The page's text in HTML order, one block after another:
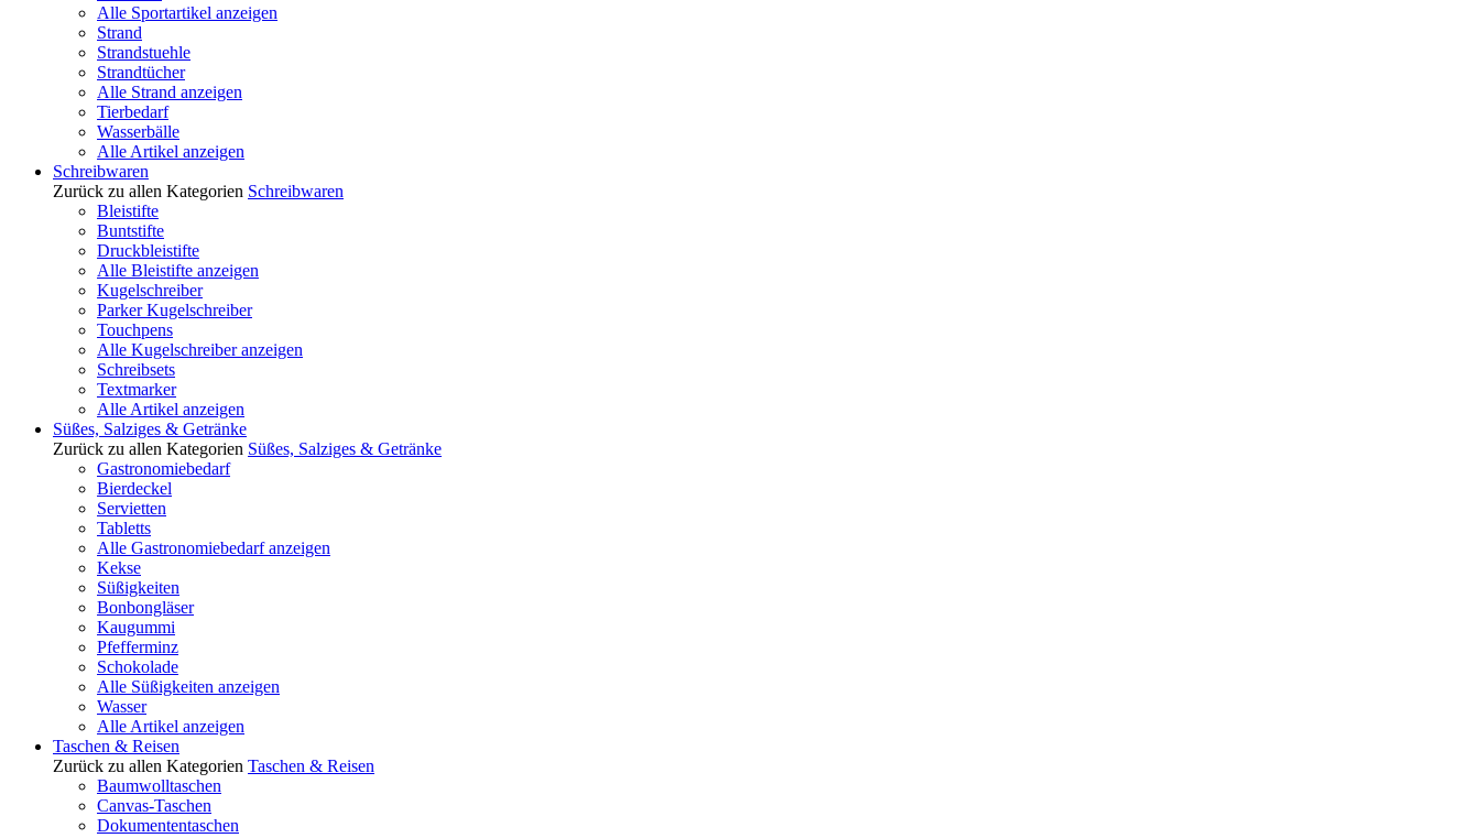
Alle Sportartikel anzeigen
Strand
Strandstuehle
Strandtücher
Alle Strand anzeigen
Tierbedarf
Wasserbälle
Alle Artikel anzeigen
Schreibwaren
Zurück zu allen Kategorien Schreibwaren
Bleistifte
Buntstifte
Druckbleistifte
Alle Bleistifte anzeigen
Kugelschreiber
Parker Kugelschreiber
Touchpens
Alle Kugelschreiber anzeigen
Schreibsets
Textmarker
Alle Artikel anzeigen
Süßes, Salziges & Getränke
Zurück zu allen Kategorien Süßes, Salziges & Getränke
Gastronomiebedarf
Bierdeckel
Servietten
Tabletts
Alle Gastronomiebedarf anzeigen
Kekse
Süßigkeiten
Bonbongläser
Kaugummi
Pfefferminz
Schokolade
Alle Süßigkeiten anzeigen
Wasser
Alle Artikel anzeigen
Taschen & Reisen
Zurück zu allen Kategorien Taschen & Reisen
Baumwolltaschen
Canvas-Taschen
Dokumententaschen